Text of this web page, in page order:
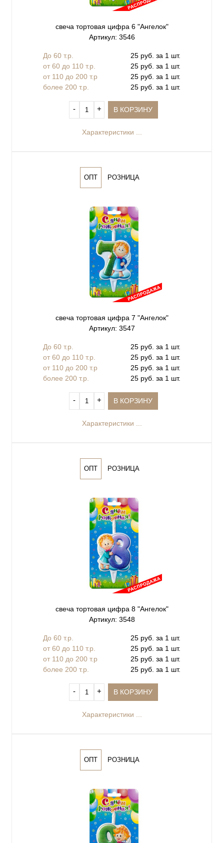
свеча тортовая цифра 6 "Ангелок"
Артикул: 3546
До 60 т.р.
25 руб. за 1 шт.
от 60 до 110 т.р.
25 руб. за 1 шт.
от 110 до 200 т.р
25 руб. за 1 шт.
более 200 т.р.
25 руб. за 1 шт.
‐ + В КОРЗИНУ
Характеристики ...
ОПТ РОЗНИЦА
свеча тортовая цифра 7 "Ангелок"
Артикул: 3547
До 60 т.р.
25 руб. за 1 шт.
от 60 до 110 т.р.
25 руб. за 1 шт.
от 110 до 200 т.р
25 руб. за 1 шт.
более 200 т.р.
25 руб. за 1 шт.
‐ + В КОРЗИНУ
Характеристики ...
ОПТ РОЗНИЦА
свеча тортовая цифра 8 "Ангелок"
Артикул: 3548
До 60 т.р.
25 руб. за 1 шт.
от 60 до 110 т.р.
25 руб. за 1 шт.
от 110 до 200 т.р
25 руб. за 1 шт.
более 200 т.р.
25 руб. за 1 шт.
‐ + В КОРЗИНУ
Характеристики ...
ОПТ РОЗНИЦА